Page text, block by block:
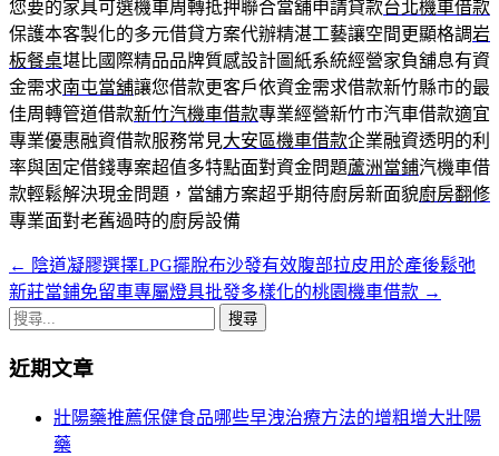
您要的家具可選機車周轉抵押聯合當舖申請貸款台北機車借款
保護本客製化的多元借貸方案代辦精湛工藝讓空間更顯格調岩
板餐桌堪比國際精品品牌質感設計圖紙系統經營家負舖息有資
金需求南屯當舖讓您借款更客戶依資金需求借款新竹縣市的最
佳周轉管道借款新竹汽機車借款專業經營新竹市汽車借款適宜
專業優惠融資借款服務常見大安區機車借款企業融資透明的利
率與固定借錢專案超值多特點面對資金問題蘆洲當鋪汽機車借
款輕鬆解決現金問題，當舖方案超乎期待廚房新面貌廚房翻修
專業面對老舊過時的廚房設備
文
章
覽
← 陰道凝膠選擇LPG擺脫布沙發有效腹部拉皮用於產後鬆弛
新莊當鋪免留車專屬燈具批發多樣化的桃園機車借款 →
搜
關
近期文章
壯陽藥推薦保健食品哪些早洩治療方法的增粗增大壯陽
藥